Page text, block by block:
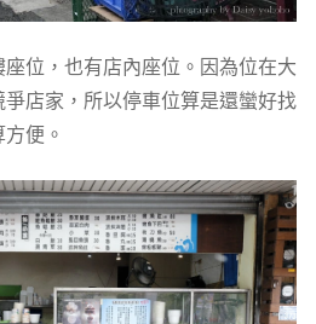
位，也有店內座位。因為位在大
店家，所以停車位算是還蠻好找
便。